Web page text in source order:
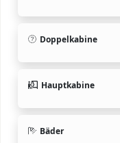
Doppelkabine
Hauptkabine
Bäder